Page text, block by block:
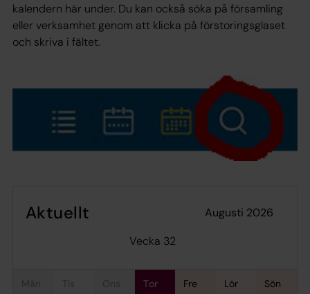
kalendern här under. Du kan också söka på församling
eller verksamhet genom att klicka på förstoringsglaset
och skriva i fältet.
Aktuellt
augusti 2026
Vecka 32
tis tor fre lör sön